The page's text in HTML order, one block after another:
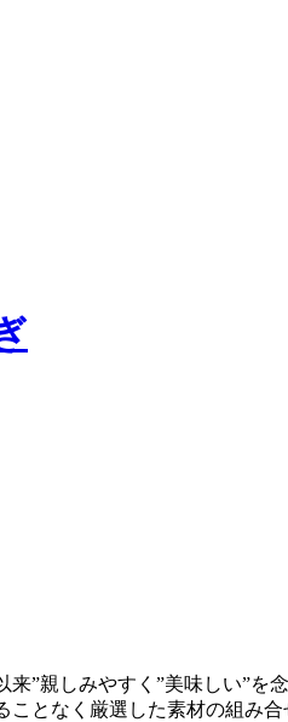
”親しみやすく”美味しい”を
ことなく厳選した素材の組み